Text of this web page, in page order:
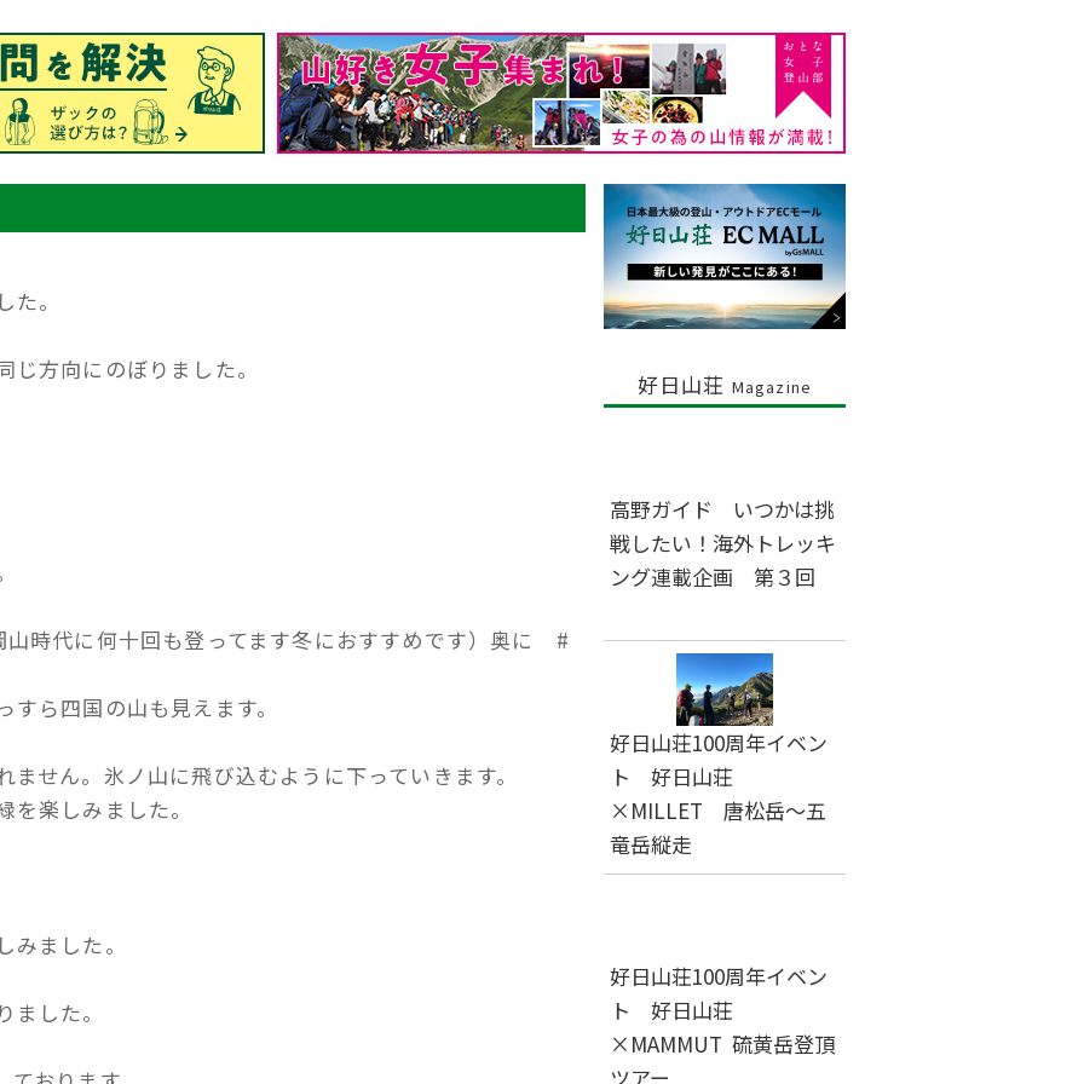
。
方向にのぼりました。
時代に何十回も登ってます冬におすすめです）奥に #
ら四国の山も見えます。
せん。氷ノ山に飛び込むように下っていきます。
楽しみました。
ました。
した。
好日山荘 Magazine
高野ガイド いつかは挑
戦したい！海外トレッキ
ング連載企画 第３回
好日山荘100周年イベン
ト 好日山荘
×MILLET 唐松岳～五
竜岳縦走
好日山荘100周年イベン
ト 好日山荘
×MAMMUT 硫黄岳登頂
ツアー